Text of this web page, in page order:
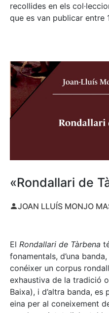
recollides en els
que es van publicar entre
«Rondallari de
JOAN LLUÍS MONJO
El Rondallari de Tàrbena
fonamentals, d’una
conéixer un corpus
exhaustiva de la tradició
Baixa), i d’altra banda,
eina per al coneixement